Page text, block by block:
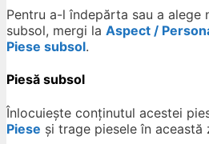
Pentru a-l îndepărta sau a alege
subsol, mergi la Aspect /
Piese subsol.
Piesă subsol
Înlocuiește conținutul acestei
Piese și trage piesele în această